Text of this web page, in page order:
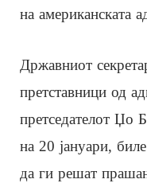
на американската
Државниот
претставници од
претседателот Џо
на 20 јануари,
да ги решат